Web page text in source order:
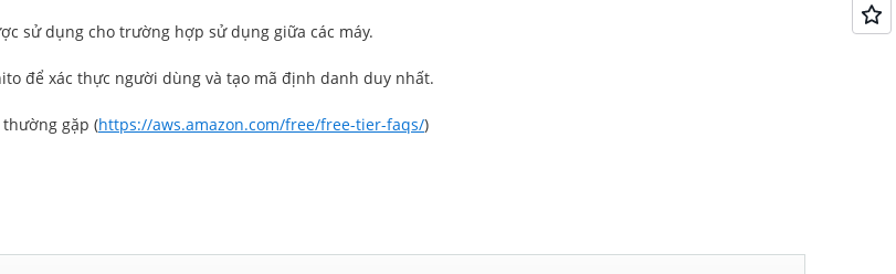
sử dụng cho trường hợp sử dụng giữa các máy.
để xác thực người dùng và tạo mã định danh duy nhất.
gặp (https://aws.amazon.com/free/free-tier-faqs/)